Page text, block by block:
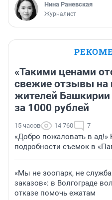
Нина Раневская
Журналист
«Такими ценами
свежие отзывы на
жителей Башкирии
за 1000 рублей
15 часов 14 760 7
«Добро пожаловать в
подробности съемок в
«Мы не зоопарк, не
заказов»: в Волгограде
отказе помочь ежатам